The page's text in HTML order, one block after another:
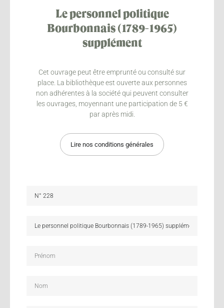
Le personnel politique
Bourbonnais (1789-1965)
supplément
Cet ouvrage peut être emprunté ou consulté sur
place. La bibliothèque est ouverte aux personnes
non adhérentes à la société qui peuvent consulter
les ouvrages, moyennant une participation de 5 €
par après midi.
Lire nos conditions générales